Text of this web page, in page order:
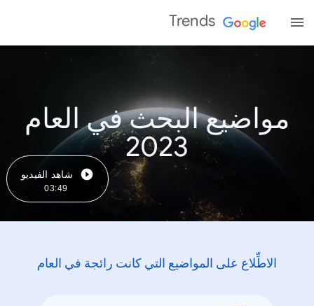
Trends
مواضيع البحث في العام
2023
شاهد الفيديو
03:49
الاطِّلاع على المواضيع التي كانت رائجة في العام